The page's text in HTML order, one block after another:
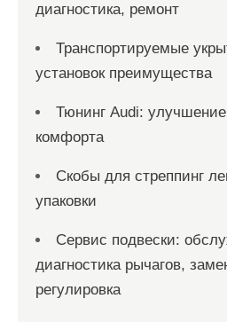
диагностика, ремонт
Транспортируемые
установок преимущества
Тюнинг Audi:
комфорта
Скобы для стреппинг
упаковки
Сервис подвески:
диагностика рычагов,
регулировка